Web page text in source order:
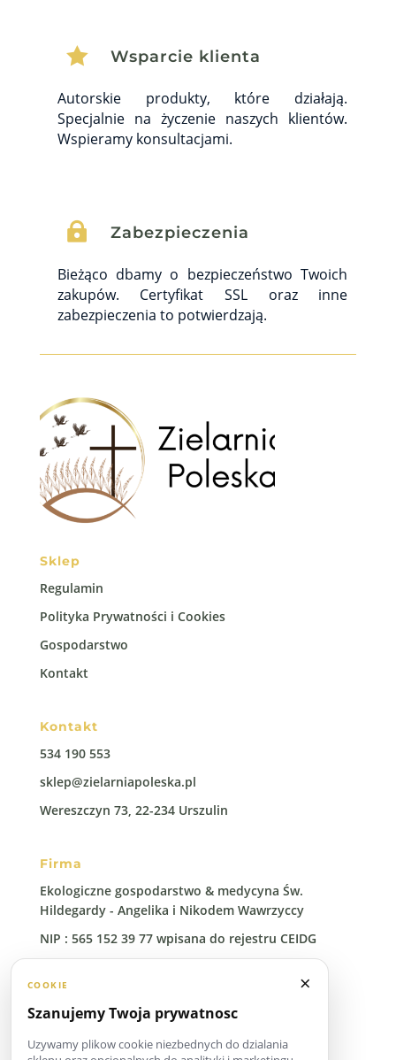
 Wsparcie klienta
Autorskie produkty, które działają.
Specjalnie na życzenie naszych klientów.
Wspieramy konsultacjami.
 Zabezpieczenia
Bieżąco dbamy o bezpieczeństwo Twoich
zakupów. Certyfikat SSL oraz inne
zabezpieczenia to potwierdzają.
Sklep
Regulamin
Polityka Prywatności i Cookies
Gospodarstwo
Kontakt
Kontakt
534 190 553
sklep@zielarniapoleska.pl
Wereszczyn 73, 22-234 Urszulin
Firma
Ekologiczne gospodarstwo & medycyna Św.
Hildegardy - Angelika i Nikodem Wawrzyccy
NIP : 565 152 39 77 wpisana do rejestru CEIDG
×
COOKIE
Szanujemy Twoja prywatnosc
Uzywamy plikow cookie niezbednych do dzialania